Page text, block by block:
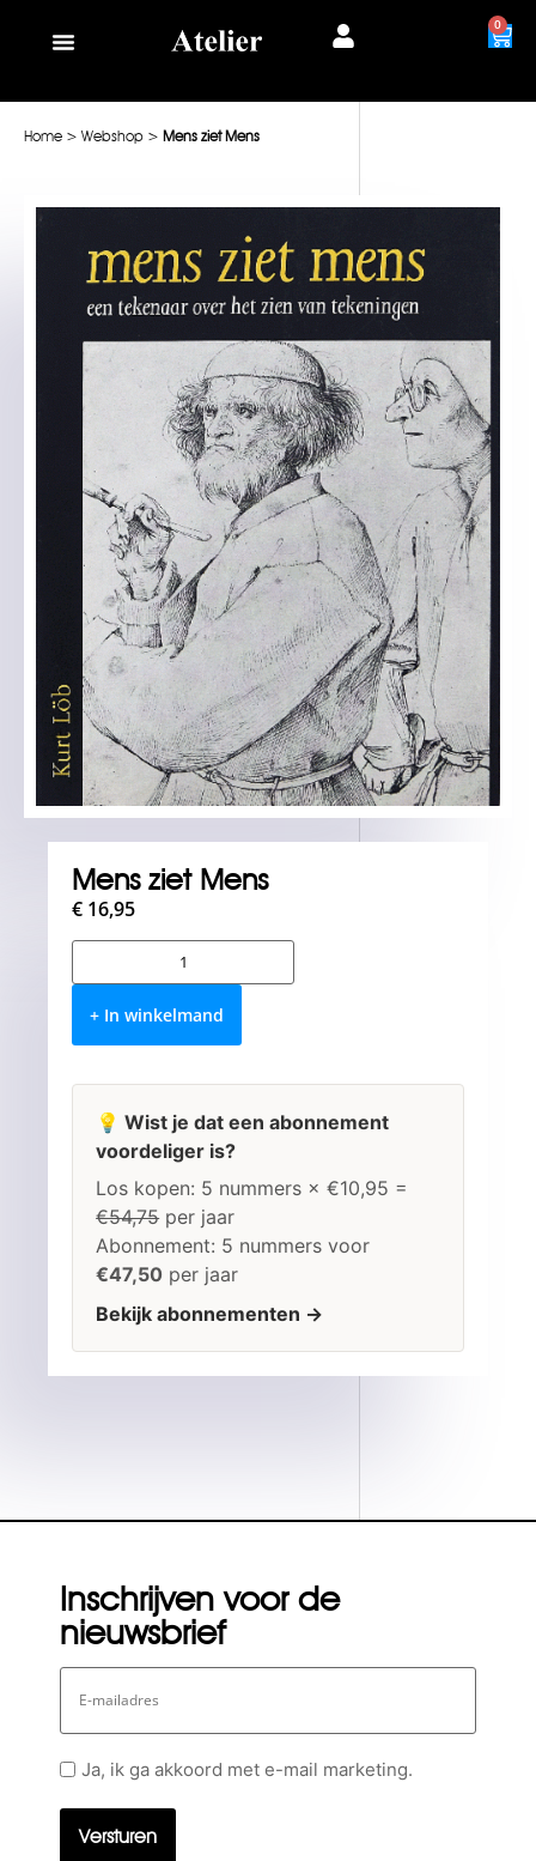
0
Home > Webshop > Mens ziet Mens
Mens ziet Mens
€ 16,95
+ In winkelmand
💡 Wist je dat een abonnement
voordeliger is?
Los kopen: 5 nummers × €10,95 =
€54,75per jaar
Abonnement: 5 nummers voor
€47,50 per jaar
Bekijk abonnementen →
Inschrijven voor de
nieuwsbrief
E-
mailadres
GeenJa, ik ga akkoord met e-mail marketing.